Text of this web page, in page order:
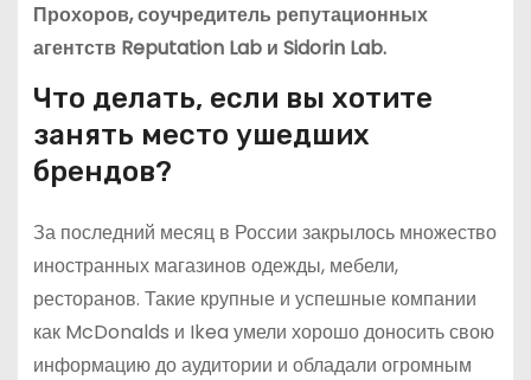
Прохоров, соучредитель репутационных
агентств Reputation Lab и Sidorin Lab.
Что делать, если вы хотите
занять место ушедших
брендов?
За последний месяц в России закрылось множество
иностранных магазинов одежды, мебели,
ресторанов. Такие крупные и успешные компании
как McDonalds и Ikea умели хорошо доносить свою
информацию до аудитории и обладали огромным